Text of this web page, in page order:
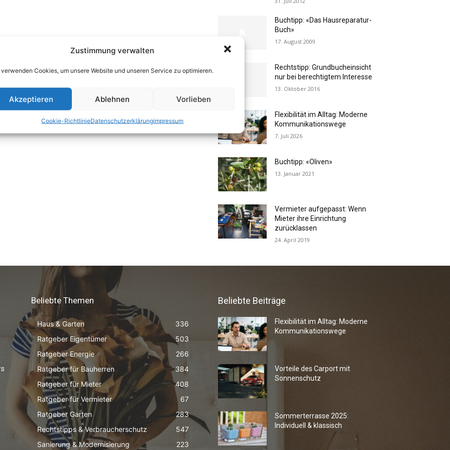
Zustimmung verwalten
verwenden Cookies, um unsere Website und unseren Service zu optimieren.
Akzeptieren Ablehnen Vorlieben
Cookie-RichtlinieDatenschutzerklärungimpressum
Buchtipp: «Das Hausreparatur-
Buch»
17. August 2009
Rechtstipp: Grundbucheinsicht
nur bei berechtigtem Interesse
13. Oktober 2016
Flexibilität im Alltag: Moderne
Kommunikationswege
7. Juli 2026
Buchtipp: «Oliven»
13. Januar 2021
Vermieter aufgepasst: Wenn
Mieter ihre Einrichtung
zurücklassen
24. April 2019
Beliebte Themen
Haus & Garten
336
Ratgeber Eigentümer
503
Ratgeber Energie
266
Ratgeber für Bauherren
384
Ratgeber für Mieter
408
Ratgeber für Vermieter
67
Ratgeber Garten
283
Rechtstipps & Verbraucherschutz
547
Sanierung & Modernisierung
223
Beliebte Beiträge
Flexibilität im Alltag: Moderne
Kommunikationswege
Vorteile des Carport mit
Sonnenschutz
Sommerterrasse 2025:
Individuell & klassisch